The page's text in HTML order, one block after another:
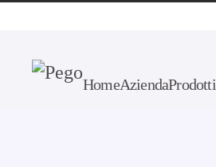
HomeAziendaProdotti